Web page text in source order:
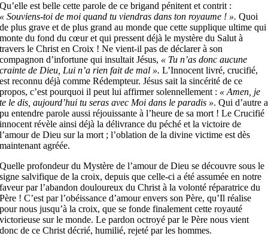
Qu’elle est belle cette parole de ce brigand pénitent et contrit :
« Souviens-toi de moi quand tu viendras dans ton royaume ! ». Quoi
de plus grave et de plus grand au monde que cette supplique ultime qui
monte du fond du cœur et qui pressent déjà le mystère du Salut à
travers le Christ en Croix ! Ne vient-il pas de déclarer à son
compagnon d’infortune qui insultait Jésus, « Tu n’as donc aucune
crainte de Dieu, Lui n’a rien fait de mal ». L’Innocent livré, crucifié,
est reconnu déjà comme Rédempteur. Jésus sait la sincérité de ce
propos, c’est pourquoi il peut lui affirmer solennellement : « Amen, je
te le dis, aujourd’hui tu seras avec Moi dans le paradis ». Qui d’autre a
pu entendre parole aussi réjouissante à l’heure de sa mort ! Le Crucifié
innocent révèle ainsi déjà la délivrance du péché et la victoire de
l’amour de Dieu sur la mort ; l’oblation de la divine victime est dès
maintenant agréée.
Quelle profondeur du Mystère de l’amour de Dieu se découvre sous le
signe salvifique de la croix, depuis que celle-ci a été assumée en notre
faveur par l’abandon douloureux du Christ à la volonté réparatrice du
Père ! C’est par l’obéissance d’amour envers son Père, qu’Il réalise
pour nous jusqu’à la croix, que se fonde finalement cette royauté
victorieuse sur le monde. Le pardon octroyé par le Père nous vient
donc de ce Christ décrié, humilié, rejeté par les hommes.